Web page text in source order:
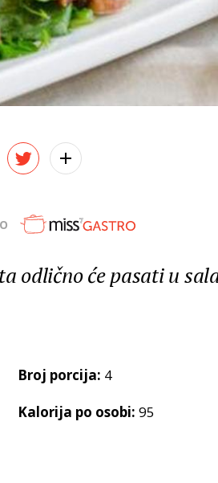
odlično će pasati u
Broj porcija: 4
Kalorija po osobi:95